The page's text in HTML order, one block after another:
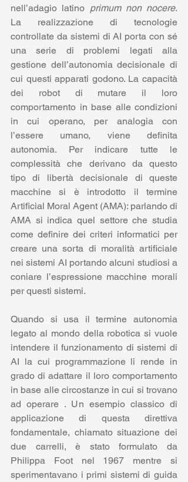
nell’adagio latino primum non nocere.
La realizzazione di tecnologie
controllate da sistemi di AI porta con sé
una serie di problemi legati alla
gestione dell’autonomia decisionale di
cui questi apparati godono. La capacità
dei robot di mutare il loro
comportamento in base alle condizioni
in cui operano, per analogia con
l’essere umano, viene definita
autonomia. Per indicare tutte le
complessità che derivano da questo
tipo di libertà decisionale di queste
macchine si è introdotto il termine
Artificial Moral Agent (AMA): parlando di
AMA si indica quel settore che studia
come definire dei criteri informatici per
creare una sorta di moralità artificiale
nei sistemi AI portando alcuni studiosi a
coniare l’espressione macchine morali
per questi sistemi.
Quando si usa il termine autonomia
legato al mondo della robotica si vuole
intendere il funzionamento di sistemi di
AI la cui programmazione li rende in
grado di adattare il loro comportamento
in base alle circostanze in cui si trovano
ad operare . Un esempio classico di
applicazione di questa direttiva
fondamentale, chiamato situazione dei
due carrelli, è stato formulato da
Philippa Foot nel 1967 mentre si
sperimentavano i primi sistemi di guida